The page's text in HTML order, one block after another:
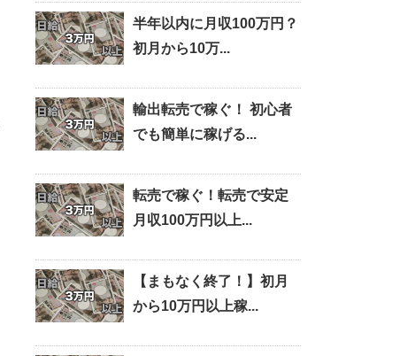
半年以内に月収100万円？
初月から10万...
輸出転売で稼ぐ！ 初心者
でも簡単に稼げる...
転売で稼ぐ！転売で安定
月収100万円以上...
【まもなく終了！】初月
から10万円以上稼...